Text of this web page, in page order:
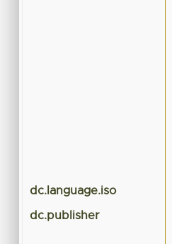
dc.language.iso
dc.publisher